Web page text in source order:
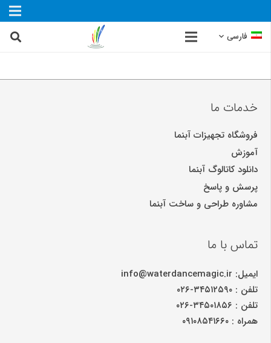
فارسی
خدمات ما
فروشگاه تجهیزات آبنما
آموزش
دانلود کاتالوگ آبنما
پرسش و پاسخ
مشاوره طراحی و ساخت آبنما
تماس با ما
ایمیل: info@waterdancemagic.ir
تلفن : ۳۴۵۱۲۵۹۰-۰۲۶
تلفن : ۳۴۵۰۱۸۵۶-۰۲۶
همراه : ۰۹۱۰۸۵۴۱۶۶۰